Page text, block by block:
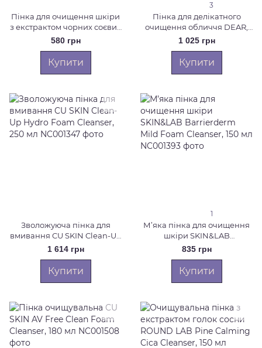
Пінка для очищення шкіри
з екстрактом чорних соєвих
бобів ROUND LAB Soybean
Сleanser, 150 мл
580 грн
Купити
3
Пінка для делікатного
очищення обличчя DEAR,
KLAIRS Gentle Black Facial
Cleanser, 140 мл
1 025 грн
Купити
Зволожуюча пінка для
вмивання CU SKIN Clean-Up
Hydro Foam Cleanser, 250 мл
1 614 грн
Купити
1
М’яка пінка для очищення
шкіри SKIN&LAB
Barrierderm Mild Foam
Cleanser, 150 мл
835 грн
Купити